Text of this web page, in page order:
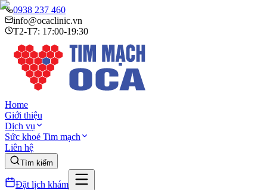
0938 237 460
info@ocaclinic.vn
T2-T7: 17:00-19:30
Home
Giới thiệu
Dịch vụ
Sức khoẻ Tim mạch
Liên hệ
Tìm kiếm
Đặt lịch khám